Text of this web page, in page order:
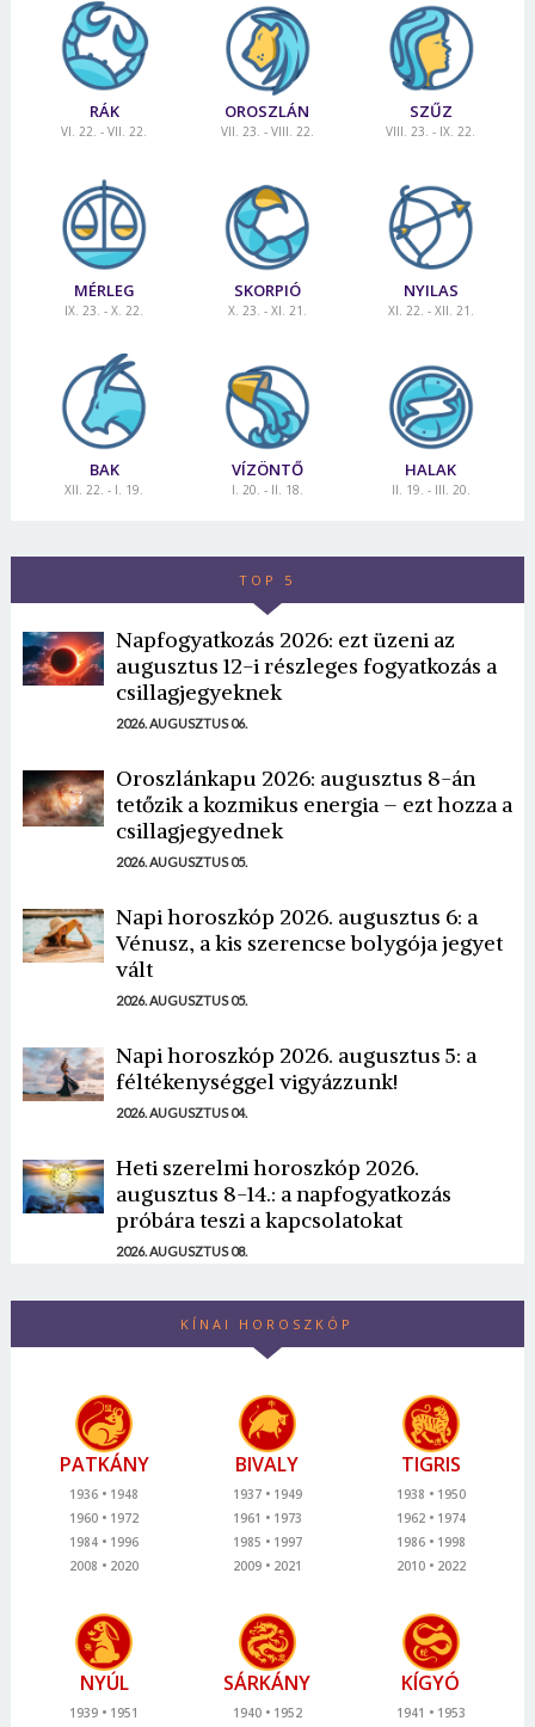
RÁK
VI. 22. - VII. 22.
OROSZLÁN
VII. 23. - VIII. 22.
SZŰZ
VIII. 23. - IX. 22.
MÉRLEG
IX. 23. - X. 22.
SKORPIÓ
X. 23. - XI. 21.
NYILAS
XI. 22. - XII. 21.
BAK
XII. 22. - I. 19.
VÍZÖNTŐ
I. 20. - II. 18.
HALAK
II. 19. - III. 20.
TOP 5
Napfogyatkozás 2026: ezt üzeni az
augusztus 12-i részleges fogyatkozás a
csillagjegyeknek
2026. AUGUSZTUS 06.
Oroszlánkapu 2026: augusztus 8-án
tetőzik a kozmikus energia – ezt hozza a
csillagjegyednek
2026. AUGUSZTUS 05.
Napi horoszkóp 2026. augusztus 6: a
Vénusz, a kis szerencse bolygója jegyet
vált
2026. AUGUSZTUS 05.
Napi horoszkóp 2026. augusztus 5: a
féltékenységgel vigyázzunk!
2026. AUGUSZTUS 04.
Heti szerelmi horoszkóp 2026.
augusztus 8-14.: a napfogyatkozás
próbára teszi a kapcsolatokat
2026. AUGUSZTUS 08.
KÍNAI HOROSZKÓP
PATKÁNY
1936
1948
1960
1972
1984
1996
2008
2020
BIVALY
1937
1949
1961
1973
1985
1997
2009
2021
TIGRIS
1938
1950
1962
1974
1986
1998
2010
2022
NYÚL
1939
1951
SÁRKÁNY
1940
1952
KÍGYÓ
1941
1953